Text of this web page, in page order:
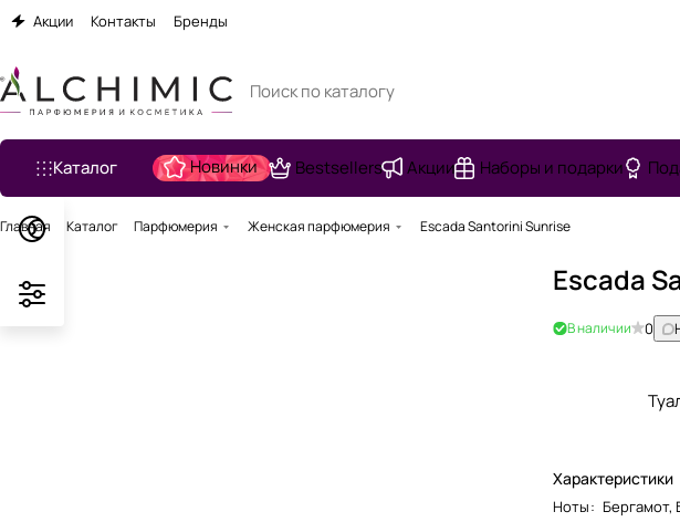
Акции Контакты Бренды
Каталог Новинки Bestsellers Акции Наборы и подарки
Главная Каталог Парфюмерия Женская парфюмерия Escada Santorini Sunrise
Escada
В наличии 0
Характеристики
Ноты: Бергамот,